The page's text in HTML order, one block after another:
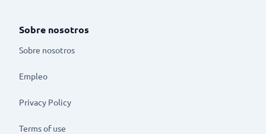
Sobre nosotros
Sobre nosotros
Empleo
Privacy Policy
Terms of use